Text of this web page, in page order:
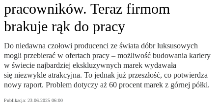
pracowników. Teraz firmom
brakuje rąk do pracy
Do niedawna czołowi producenci ze świata dóbr luksusowych
mogli przebierać w ofertach pracy – możliwość budowania kariery
w świecie najbardziej ekskluzywnych marek wydawała
się niezwykle atrakcyjna. To jednak już przeszłość, co potwierdza
nowy raport. Problem dotyczy aż 60 procent marek z górnej półki.
Publikacja: 23.06.2025 06:00